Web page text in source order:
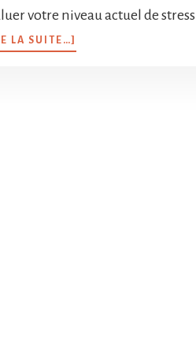
votre niveau actuel de
LA SUITE…]